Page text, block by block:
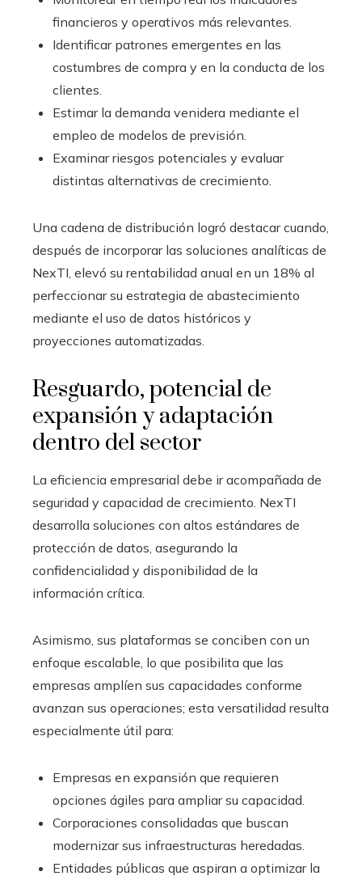
financieros y operativos más relevantes.
Identificar patrones emergentes en las
costumbres de compra y en la conducta de los
clientes.
Estimar la demanda venidera mediante el
empleo de modelos de previsión.
Examinar riesgos potenciales y evaluar
distintas alternativas de crecimiento.
Una cadena de distribución logró destacar cuando,
después de incorporar las soluciones analíticas de
NexTI, elevó su rentabilidad anual en un 18% al
perfeccionar su estrategia de abastecimiento
mediante el uso de datos históricos y
proyecciones automatizadas.
Resguardo, potencial de
expansión y adaptación
dentro del sector
La eficiencia empresarial debe ir acompañada de
seguridad y capacidad de crecimiento. NexTI
desarrolla soluciones con altos estándares de
protección de datos, asegurando la
confidencialidad y disponibilidad de la
información crítica.
Asimismo, sus plataformas se conciben con un
enfoque escalable, lo que posibilita que las
empresas amplíen sus capacidades conforme
avanzan sus operaciones; esta versatilidad resulta
especialmente útil para:
Empresas en expansión que requieren
opciones ágiles para ampliar su capacidad.
Corporaciones consolidadas que buscan
modernizar sus infraestructuras heredadas.
Entidades públicas que aspiran a optimizar la